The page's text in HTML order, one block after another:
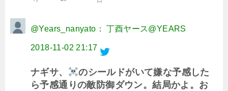
@Years_nanyato： 丁酉ヤース@YEARS
2018-11-02 21:17
ナギサ、
のシールドがいて嫌な予感した
ら予感通りの敵防御ダウン。結局かよ。お